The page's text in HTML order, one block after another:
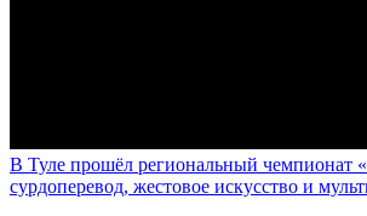
В Туле прошёл региональный чемпионат
сурдоперевод, жестовое искусство и